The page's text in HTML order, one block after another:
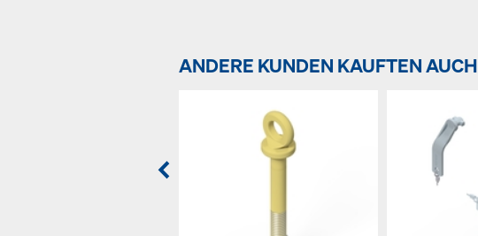
ANDERE KUNDEN KAUFTEN AUCH